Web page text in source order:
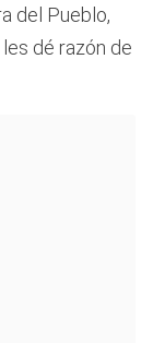
del Pueblo,
dé razón de